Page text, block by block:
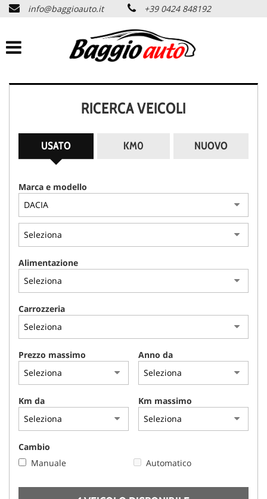
AZIENDA
LISTA VEICOLI
ASSISTENZA
SERVIZI
NEWS
info@baggioauto.it +39 0424 848192
RICERCA VEICOLI
USATO KM0 NUOVO
Marca e modello
Alimentazione
Carrozzeria
Prezzo massimo Anno da
Km da Km massimo
Cambio
Manuale
Automatico